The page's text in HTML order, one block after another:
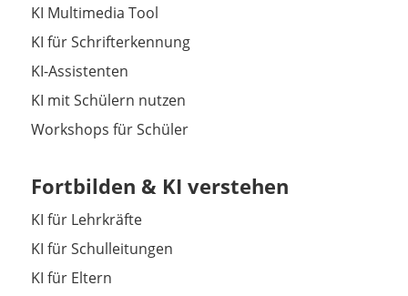
KI Multimedia Tool
KI für Schrifterkennung
KI-Assistenten
KI mit Schülern nutzen
Workshops für Schüler
Fortbilden & KI verstehen
KI für Lehrkräfte
KI für Schulleitungen
KI für Eltern